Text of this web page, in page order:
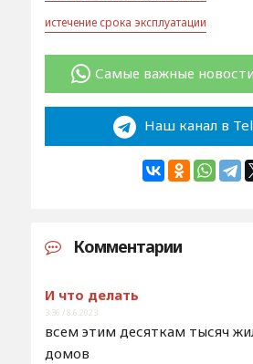
истечение срока эксплуатации
Самые важные
Наш канал в
Комментарии
И что делать
3:36 / 8.6.2023
всем этим десяткам тысяч
домов